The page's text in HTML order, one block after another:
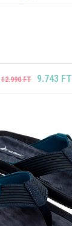
12.990 FT 9.743 FT